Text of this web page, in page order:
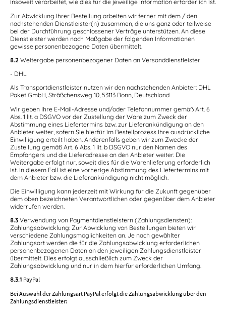
insoweit verarbeitet, wie dies für die jeweilige Information erforderlich ist.
Zur Abwicklung Ihrer Bestellung arbeiten wir ferner mit dem / den
nachstehenden Dienstleister(n) zusammen, die uns ganz oder teilweise
bei der Durchführung geschlossener Verträge unterstützen. An diese
Dienstleister werden nach Maßgabe der folgenden Informationen
gewisse personenbezogene Daten übermittelt.
8.2 Weitergabe personenbezogener Daten an Versanddienstleister
- DHL
Als Transportdienstleister nutzen wir den nachstehenden Anbieter: DHL
Paket GmbH, Sträßchensweg 10, 53113 Bonn, Deutschland
Wir geben Ihre E-Mail-Adresse und/oder Telefonnummer gemäß Art. 6
Abs. 1 lit. a DSGVO vor der Zustellung der Ware zum Zweck der
Abstimmung eines Liefertermins bzw. zur Lieferankündigung an den
Anbieter weiter, sofern Sie hierfür im Bestellprozess Ihre ausdrückliche
Einwilligung erteilt haben. Anderenfalls geben wir zum Zwecke der
Zustellung gemäß Art. 6 Abs. 1 lit. b DSGVO nur den Namen des
Empfängers und die Lieferadresse an den Anbieter weiter. Die
Weitergabe erfolgt nur, soweit dies für die Warenlieferung erforderlich
ist. In diesem Fall ist eine vorherige Abstimmung des Liefertermins mit
dem Anbieter bzw. die Lieferankündigung nicht möglich.
Die Einwilligung kann jederzeit mit Wirkung für die Zukunft gegenüber
dem oben bezeichneten Verantwortlichen oder gegenüber dem Anbieter
widerrufen werden.
8.3 Verwendung von Paymentdienstleistern (Zahlungsdiensten):
Zahlungsabwicklung: Zur Abwicklung von Bestellungen bieten wir
verschiedene Zahlungsmöglichkeiten an. Je nach gewählter
Zahlungsart werden die für die Zahlungsabwicklung erforderlichen
personenbezogenen Daten an den jeweiligen Zahlungsdienstleister
übermittelt. Dies erfolgt ausschließlich zum Zweck der
Zahlungsabwicklung und nur in dem hierfür erforderlichen Umfang.
8.3.1 PayPal
Bei Auswahl der Zahlungsart PayPal erfolgt die Zahlungsabwicklung über den
Zahlungsdienstleister: